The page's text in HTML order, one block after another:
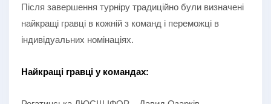
Після завершення турніру традиційно були визначені
найкращі гравці в кожній з команд і переможці в
індивідуальних номінаціях.
Найкращі гравці у командах: